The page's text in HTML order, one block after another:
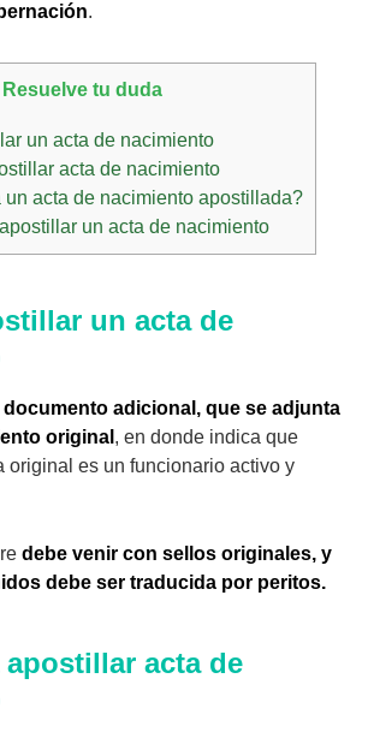
.
Resuelve tu duda
un acta de nacimiento
acta de nacimiento
un acta de nacimiento apostillada?
un acta de nacimiento
un acta de
documento adicional, que se adjunta
original , en donde indica que
original es un funcionario activo y
debe venir con sellos originales, y
debe ser traducida por peritos.
apostillar acta de